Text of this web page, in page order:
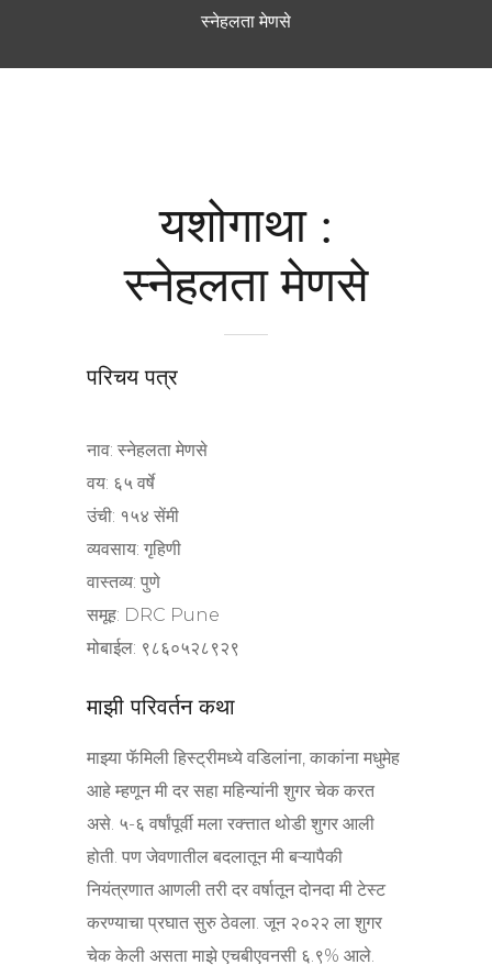
स्नेहलता मेणसे
यशोगाथा :
स्नेहलता मेणसे
परिचय पत्र
नाव: स्नेहलता मेणसे
वय: ६५ वर्षे
उंची: १५४ सेंमी
व्यवसाय: गृहिणी
वास्तव्य: पुणे
समूह: DRC Pune
मोबाईल: ९८६०५२८९२९
माझी परिवर्तन कथा
माझ्या फॅमिली हिस्ट्रीमध्ये वडिलांना, काकांना मधुमेह
आहे म्हणून मी दर सहा महिन्यांनी शुगर चेक करत
असे. ५-६ वर्षांपूर्वी मला रक्त्तात थोडी शुगर आली
होती. पण जेवणातील बदलातून मी बऱ्यापैकी
नियंत्रणात आणली तरी दर वर्षातून दोनदा मी टेस्ट
करण्याचा प्रघात सुरु ठेवला. जून २०२२ ला शुगर
चेक केली असता माझे एचबीएवनसी ६.९% आले.